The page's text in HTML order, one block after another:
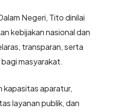
Negeri, Tito dinilai
kebijakan nasional dan
transparan, serta
masyarakat.
kapasitas aparatur,
layanan publik, dan